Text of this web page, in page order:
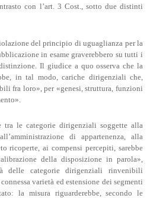
con l’art. 3 Cost., sotto due distinti
del principio di uguaglianza per la
in esame graverebbero su tutti i
Il giudice a quo osserva che la
in tal modo, cariche dirigenziali che,
fra loro», per «genesi, struttura, funzioni
tra le categorie dirigenziali soggette alla
di appartenenza, alla
ricoperte, ai compensi percepiti, sarebbe
della disposizione in parola»,
delle categorie dirigenziali rinvenibili
varietà ed estensione dei segmenti
la misura riguarderebbe, secondo le